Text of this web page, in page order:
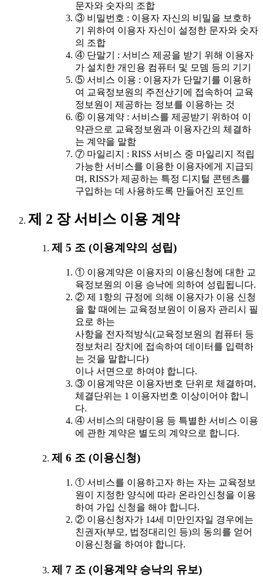
문자와 숫자의 조합
③ 비밀번호 : 이용자 자신의 비밀을 보호하
기 위하여 이용자 자신이 설정한 문자와 숫자
의 조합
④ 단말기 : 서비스 제공을 받기 위해 이용자
가 설치한 개인용 컴퓨터 및 모뎀 등의 기기
⑤ 서비스 이용 : 이용자가 단말기를 이용하
여 교육정보원의 주전산기에 접속하여 교육
정보원이 제공하는 정보를 이용하는 것
⑥ 이용계약 : 서비스를 제공받기 위하여 이
약관으로 교육정보원과 이용자간의 체결하
는 계약을 말함
⑦ 마일리지 : RISS 서비스 중 마일리지 적립
가능한 서비스를 이용한 이용자에게 지급되
며, RISS가 제공하는 특정 디지털 콘텐츠를
구입하는 데 사용하도록 만들어진 포인트
제 2 장 서비스 이용 계약
제 5 조 (이용계약의 성립)
① 이용계약은 이용자의 이용신청에 대한 교
육정보원의 이용 승낙에 의하여 성립됩니다.
② 제 1항의 규정에 의해 이용자가 이용 신청
을 할 때에는 교육정보원이 이용자 관리시 필
요로 하는
사항을 전자적방식(교육정보원의 컴퓨터 등
정보처리 장치에 접속하여 데이터를 입력하
는 것을 말합니다)
이나 서면으로 하여야 합니다.
③ 이용계약은 이용자번호 단위로 체결하며,
체결단위는 1 이용자번호 이상이어야 합니
다.
④ 서비스의 대량이용 등 특별한 서비스 이용
에 관한 계약은 별도의 계약으로 합니다.
제 6 조 (이용신청)
① 서비스를 이용하고자 하는 자는 교육정보
원이 지정한 양식에 따라 온라인신청을 이용
하여 가입 신청을 해야 합니다.
② 이용신청자가 14세 미만인자일 경우에는
친권자(부모, 법정대리인 등)의 동의를 얻어
이용신청을 하여야 합니다.
제 7 조 (이용계약 승낙의 유보)